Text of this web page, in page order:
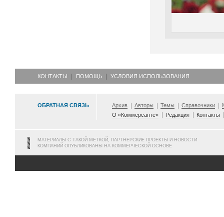
КОНТАКТЫ ПОМОЩЬ УСЛОВИЯ ИСПОЛЬЗОВАНИЯ
ОБРАТНАЯ СВЯЗЬ Архив Авторы Темы Справочники
О «Коммерсанте»
Редакция Контакты
МАТЕРИАЛЫ С ТАКОЙ МЕТКОЙ, ПАРТНЕРСКИЕ ПРОЕКТЫ И НОВОСТИ
КОМПАНИЙ ОПУБЛИКОВАНЫ НА КОММЕРЧЕСКОЙ ОСНОВЕ